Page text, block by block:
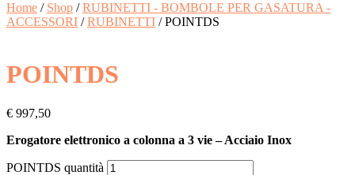
Home / Shop /RUBINETTI - BOMBOLE PER GASATURA -
ACCESSORI /RUBINETTI / POINTDS
POINTDS
€ 997,50
Erogatore elettronico a colonna a 3 vie – Acciaio Inox
POINTDS quantità